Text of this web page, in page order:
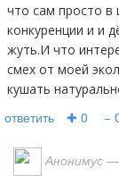
что сам просто в
конкуренции и и
жуть.И что
смех от моей
кушать
ответить ✚ 0 −
Анонимус —